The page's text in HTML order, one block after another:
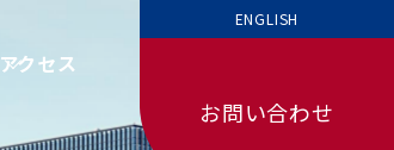
ENGLISH
アクセス
お問い合わせ